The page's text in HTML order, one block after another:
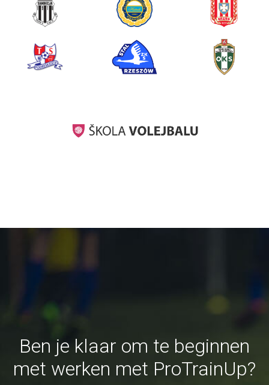
Ben je klaar om te beginnen
met werken met ProTrainUp?